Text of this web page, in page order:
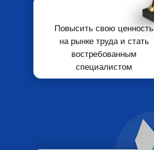
Повысить свою ценность
на рынке трудаи стать
востребованным
специалистом